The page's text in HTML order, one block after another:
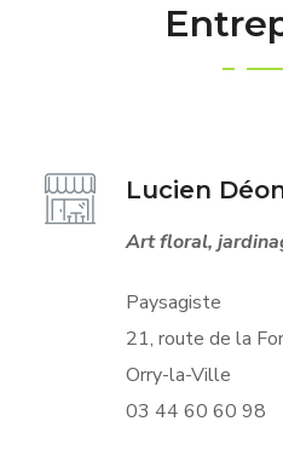
Lucien
Art floral,
Paysagiste
21, route de la
Orry-la-Ville
03 44 60 60 98